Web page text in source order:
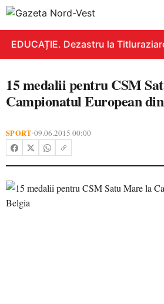
EDUCAȚIE. Dezastru la
15 medalii pentru CSM
Campionatul European
SPORT•09.06.2015 00:00